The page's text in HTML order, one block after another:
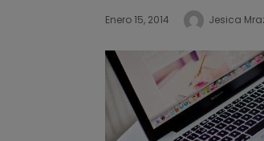
Enero 15, 2014 Jesica